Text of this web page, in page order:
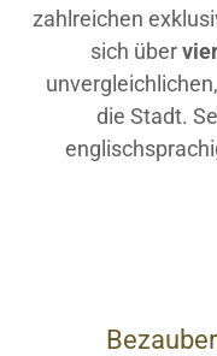
zahlreichen
sich über
unvergleichlichen,
die Stadt.